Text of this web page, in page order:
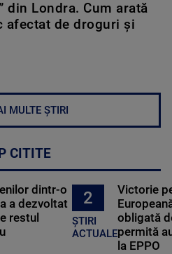
din Londra. Cum arată
de droguri și
MULTE ȘTIRI
CITITE
dintr-o
a dezvoltat
restul
2
ȘTIRI
ACTUALE
Victorie
obligată
permită
la EPPO